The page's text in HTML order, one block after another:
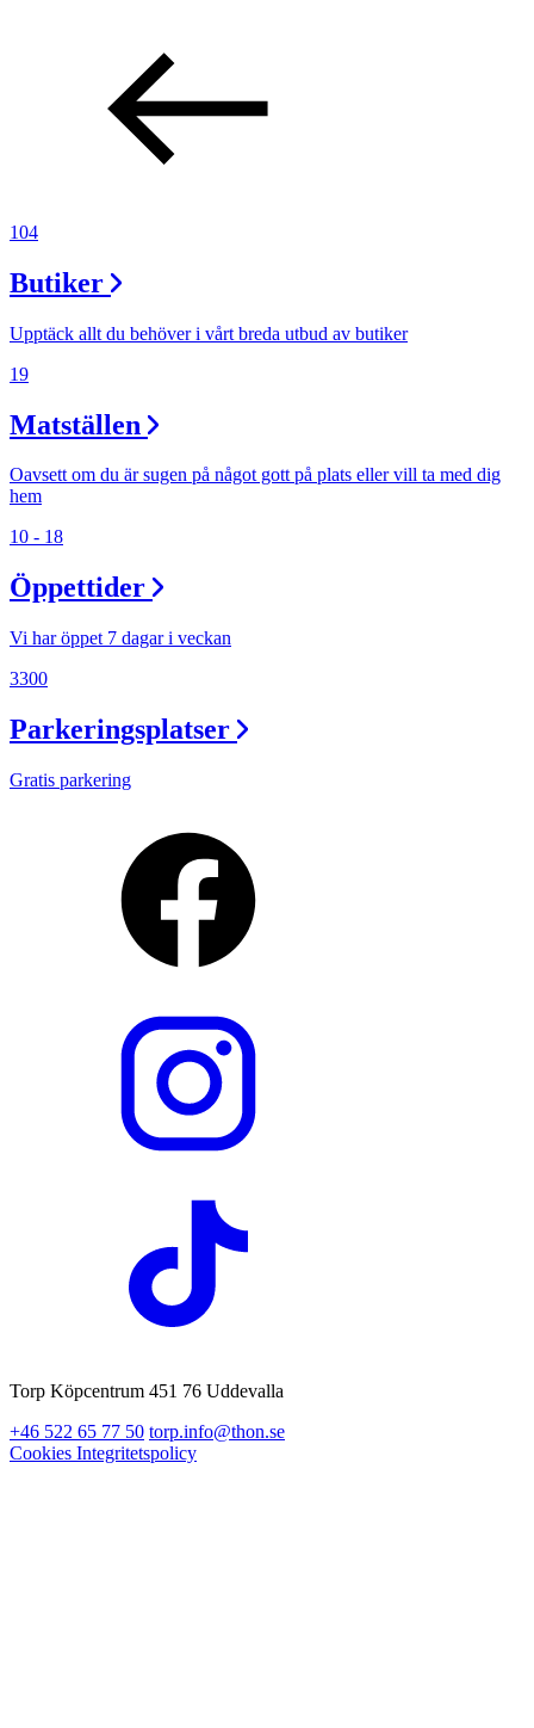
104
Butiker
Upptäck allt du behöver i vårt breda utbud av butiker
19
Matställen
Oavsett om du är sugen på något gott på plats eller vill ta med dig
hem
10 - 18
Öppettider
Vi har öppet 7 dagar i veckan
3300
Parkeringsplatser
Gratis parkering
Torp Köpcentrum 451 76 Uddevalla
+46 522 65 77 50 torp.info@thon.se
Cookies Integritetspolicy